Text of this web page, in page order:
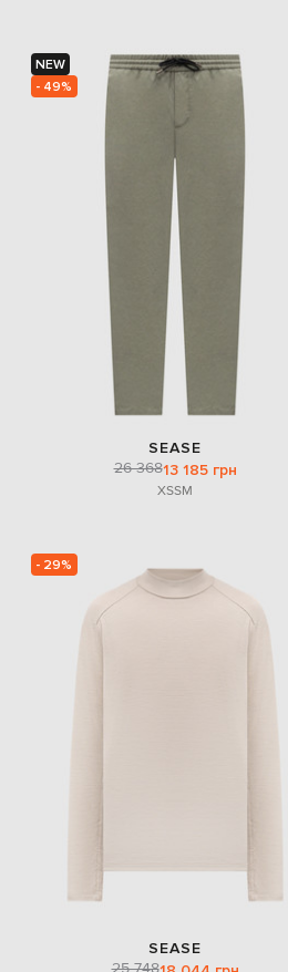
NEW
- 49%
SEASE
26 36813 185 грн
XSSM
- 29%
SEASE